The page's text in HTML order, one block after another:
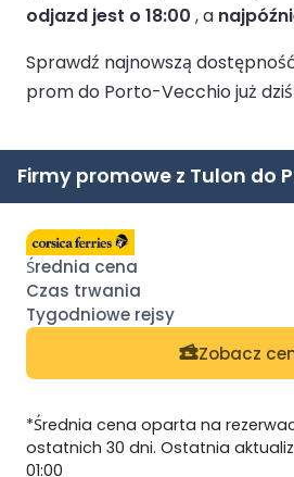
odjazd jest o 18:00 , a
Sprawdź najnowszą
prom do Porto-Vecchio już
Firmy promowe z Tulon do
Zobacz
*Średnia cena oparta na
ostatnich 30 dni. Ostatnia
01:00